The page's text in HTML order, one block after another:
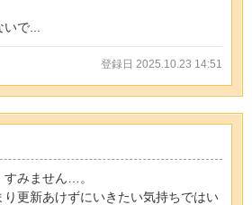
で...
登録日 2025.10.23 14:51
みません…。
更新あけずにいきたい気持ちではい